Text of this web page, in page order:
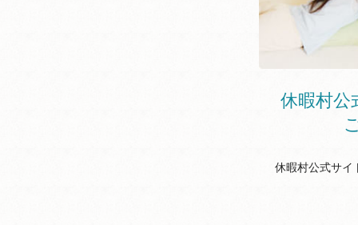
休暇村公
休暇村公式サイ